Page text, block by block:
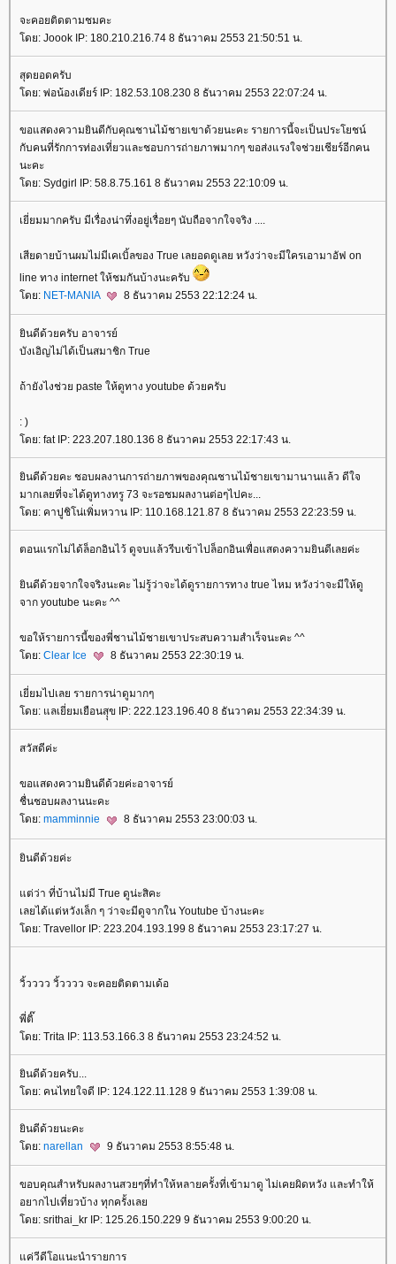
จะคอยติดตามชมคะ
ดย: Joook IP: 180.210.216.74 8 ธันวาคม 2553 21:50:51 น.
สุดยอดครับ
ดย: พ่อน้องเดียร์ IP: 182.53.108.230 8 ธันวาคม 2553 22:07:24 น.
ขอแสดงความยินดีกับคุณชานไม้ชายเขาด้วยนะคะ รายการนี้จะเป็นประโยชน์
กับคนที่รักการท่องเที่ยวและชอบการถ่ายภาพมากๆ ขอส่งแรงใจช่วยเชียร์อีกคน
นะคะ
ดย: Sydgirl IP: 58.8.75.161 8 ธันวาคม 2553 22:10:09 น.
เยี่ยมมากครับ มีเรื่องน่าทึ่งอยู่เรื่อยๆ นับถือจากใจจริง ....
เสียดายบ้านผมไม่มีเคเบิ้ลของ True เลยอดดูเลย หวังว่าจะมีใครเอามาอัฟ on
line ทาง internet ให้ชมกันบ้างนะครับ
ดย: NET-MANIA 8 ธันวาคม 2553 22:12:24 น.
ินดีด้วยครับ อาจารย์
บังเอิญไม่ได้เป็นสมาชิก True
ถ้ายังไงช่วย paste ให้ดูทาง youtube ด้วยครับ
: )
ดย: fat IP: 223.207.180.136 8 ธันวาคม 2553 22:17:43 น.
ินดีด้วยคะ ชอบผลงานการถ่ายภาพของคุณชานไม้ชายเขามานานแล้ว ดีใจ
มากเลยที่จะได้ดูทางทรู 73 จะรอชมผลงานต่อๆไปคะ...
ดย: คาปูชิโน่เพิ่มหวาน IP: 110.168.121.87 8 ธันวาคม 2553 22:23:59 น.
ตอนแรกไม่ได้ล็อกอินไว้ ดูจบแล้วรีบเข้าไปล็อกอินเพื่อแสดงความยินดีเลยค่ะ
ินดีด้วยจากใจจริงนะคะ ไม่รู้ว่าจะได้ดูรายการทาง true ไหม หวังว่าจะมีให้ดู
จาก youtube นะคะ ^^
ขอให้รายการนี้ของพี่ชานไม้ชายเขาประสบความสำเร็จนะคะ ^^
ดย: Clear Ice 8 ธันวาคม 2553 22:30:19 น.
เยี่ยมไปเลย รายการน่าดูมากๆ
ดย: แลเยี่ยมเยือนสุุข IP: 222.123.196.40 8 ธันวาคม 2553 22:34:39 น.
สวัสดีค่ะ
ขอแสดงความยินดีด้วยค่ะอาจารย์
ชื่นชอบผลงานนะคะ
ดย: mamminnie 8 ธันวาคม 2553 23:00:03 น.
ินดีด้วยค่ะ
ต่ว่า ที่บ้านไม่มี True ดูน่ะสิคะ
เลยได้แต่หวังเล็ก ๆ ว่าจะมีดูจากใน Youtube บ้างนะคะ
ดย: Travellor IP: 223.204.193.199 8 ธันวาคม 2553 23:17:27 น.
วิ้วววว วิ้วววว จะคอยติดตามเด้อ
พี่ติ๊
ดย: Trita IP: 113.53.166.3 8 ธันวาคม 2553 23:24:52 น.
ินดีด้วยครับ...
ดย: คนไทยใจดี IP: 124.122.11.128 9 ธันวาคม 2553 1:39:08 น.
ินดีด้วยนะคะ
ดย: narellan 9 ธันวาคม 2553 8:55:48 น.
ขอบคุณสำหรับผลงานสวยๆที่ทำให้หลายครั้งที่เข้ามาดู ไม่เคยผิดหวัง และทำให้
อยากไปเที่ยวบ้าง ทุกครั้งเล
ดย: srithai_kr IP: 125.26.150.229 9 ธันวาคม 2553 9:00:20 น.
ค่วีดีโอแนะนำรายการ